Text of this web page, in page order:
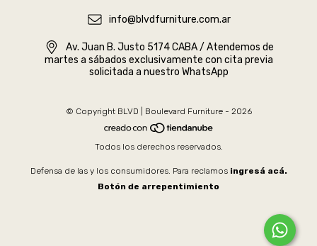
info@blvdfurniture.com.ar
Av. Juan B. Justo 5174 CABA / Atendemos de
martes a sábados exclusivamente con cita previa
solicitada a nuestro WhatsApp
© Copyright BLVD | Boulevard Furniture - 2026
Todos los derechos reservados.
Defensa de las y los consumidores. Para reclamos ingresá acá.
Botón de arrepentimiento